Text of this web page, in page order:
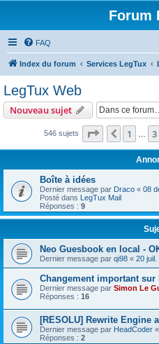
Forum
FAQ
Index du forum Services LegTux
LegTux Web
Nouveau sujet
546 sujets Page sur 22
1 3
Boîte à idées
Dernier message par Draco « 08
Posté dans LegTux Mail
Réponses : 9
Neo Guesbook en local -
Dernier message par qi98 « 20 juil.
Changement important
Dernier message par Simon Le
Réponses : 16
[RESOLU] Rewrite Engine
Dernier message par HeadCoder «
Réponses : 2